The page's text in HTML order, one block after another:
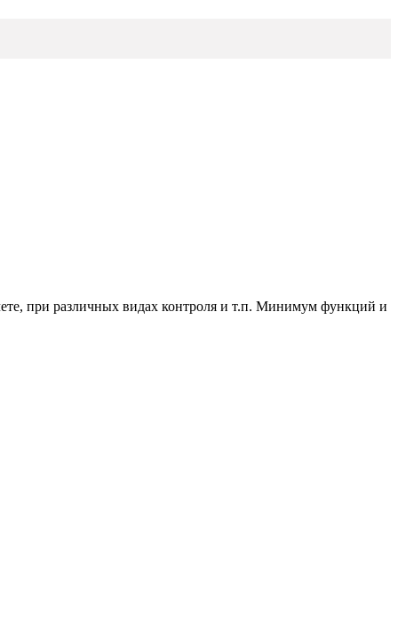
при различных видах контроля и т.п. Минимум функций и